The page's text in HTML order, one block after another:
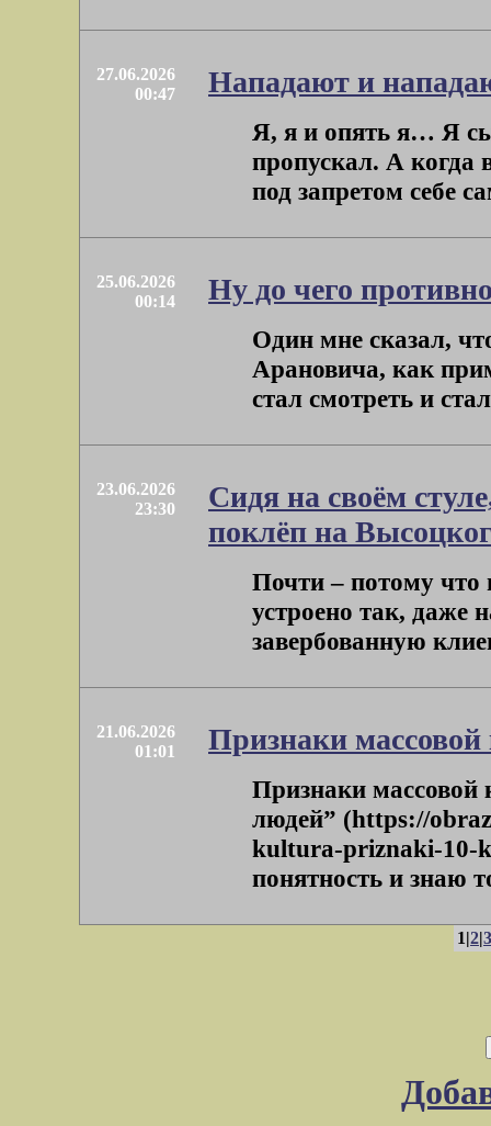
27.06.2026
00:47
Нападают и
Я, я и опять я… Я
пропускал. А когда
под запретом себе
25.06.2026
00:14
Ну до чего
Один мне сказал,
Арановича, как
стал смотреть и
23.06.2026
23:30
Сидя на своём
поклёп на
Почти – потому
устроено так, даже
завербованную
21.06.2026
01:01
Признаки
Признаки массовой
людей” (https://
kultura-priznaki-10-
понятность и знаю
1|2|3